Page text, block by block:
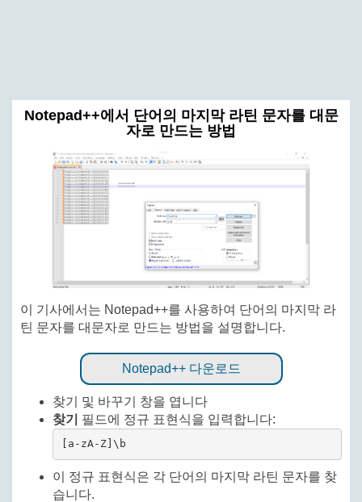
Notepad++에서 단어의 마지막 라틴 문자를 대문
자로 만드는 방법
이 기사에서는 Notepad++를 사용하여 단어의 마지막 라
틴 문자를 대문자로 만드는 방법을 설명합니다.
Notepad++ 다운로드
찾기 및 바꾸기 창을 엽니다
찾기
필드에 정규 표현식을 입력합니다:
[a-zA-Z]\b
이 정규 표현식은 각 단어의 마지막 라틴 문자를 찾
습니다.